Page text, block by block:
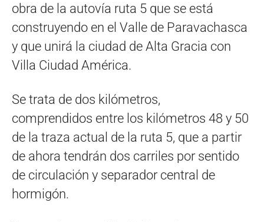
obra de la autovía ruta 5 que se está
construyendo en el Valle de Paravachasca
y que unirá la ciudad de Alta Gracia con
Villa Ciudad América.
Se trata de dos kilómetros,
comprendidos entre los kilómetros 48 y 50
de la traza actual de la ruta 5, que a partir
de ahora tendrán dos carriles por sentido
de circulación y separador central de
hormigón.